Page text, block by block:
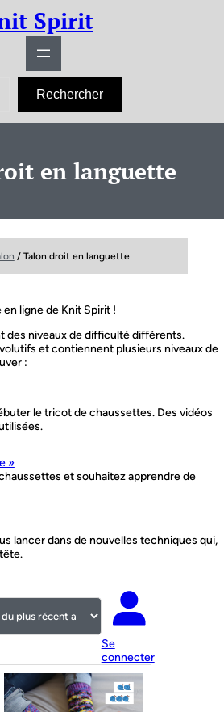
Spirit
Rechercher
en languette
/ Talon droit en languette
ligne de Knit Spirit !
des niveaux de difficulté différents.
et contiennent plusieurs niveaux de
:
le tricot de chaussettes. Des vidéos
»
et souhaitez apprendre de
lancer dans de nouvelles techniques qui,
Se
connecter